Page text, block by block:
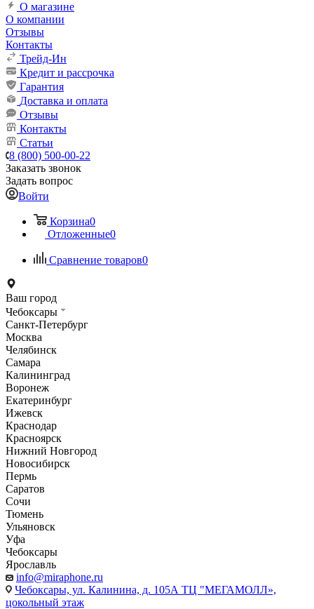
О магазине
О компании
Отзывы
Контакты
Трейд-Ин
Кредит и рассрочка
Гарантия
Доставка и оплата
Отзывы
Контакты
Статьи
8 (800) 500-00-22
Заказать звонок
Задать вопрос
Войти
Корзина0
Отложенные0
Сравнение товаров0
Ваш город
Чебоксары
Санкт-Петербург
Москва
Челябинск
Самара
Калининград
Воронеж
Екатеринбург
Ижевск
Краснодар
Красноярск
Нижний Новгород
Новосибирск
Пермь
Саратов
Сочи
Тюмень
Ульяновск
Уфа
Чебоксары
Ярославль
info@miraphone.ru
Чебоксары, ул. Калинина, д. 105А ТЦ "МЕГАМОЛЛ»,
цокольный этаж